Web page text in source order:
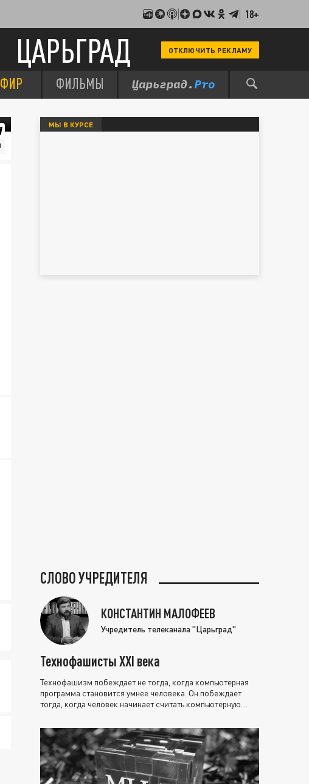
18+
ЦАРЬГРАД ОТКЛЮЧИТЬ РЕКЛАМУ
ФИЛЬМЫ
МЫ В КУРСЕ
СЛОВО УЧРЕДИТЕЛЯ
КОНСТАНТИН МАЛОФЕЕВ
Учредитель телеканала "Царьград"
Технофашисты XXI века
Технофашизм побеждает не тогда, когда компьютерная
программа становится умнее человека. Он побеждает
тогда, когда человек начинает считать компьютерную